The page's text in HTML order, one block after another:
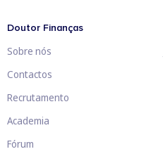
Doutor Finanças
Sobre nós
Contactos
Recrutamento
Academia
Fórum